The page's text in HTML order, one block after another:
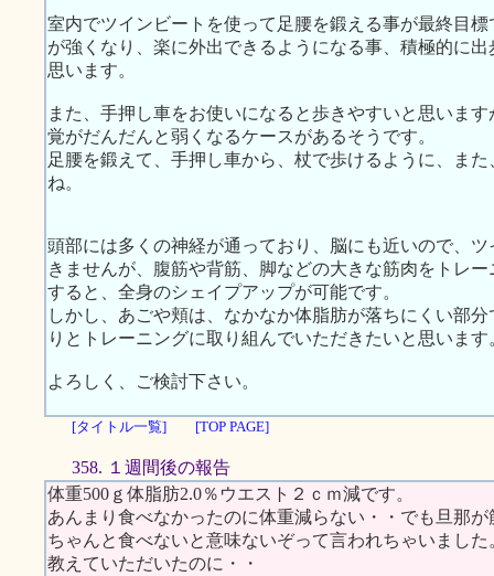
室内でツインビートを使って足腰を鍛える事が最終目
が強くなり、楽に外出できるようになる事、積極的に
思います。
また、手押し車をお使いになると歩きやすいと思いま
覚がだんだんと弱くなるケースがあるそうです。
足腰を鍛えて、手押し車から、杖で歩けるように、ま
ね。
頭部には多くの神経が通っており、脳にも近いので、
きませんが、腹筋や背筋、脚などの大きな筋肉をトレ
すると、全身のシェイプアップが可能です。
しかし、あごや頬は、なかなか体脂肪が落ちにくい部
りとトレーニングに取り組んでいただきたいと思います
よろしく、ご検討下さい。
[タイトル一覧] [TOP PAGE]
358. １週間後の報告
体重500ｇ体脂肪2.0％ウエスト２ｃｍ減です。
あんまり食べなかったのに体重減らない・・でも旦那
ちゃんと食べないと意味ないぞって言われちゃいまし
教えていただいたのに・・